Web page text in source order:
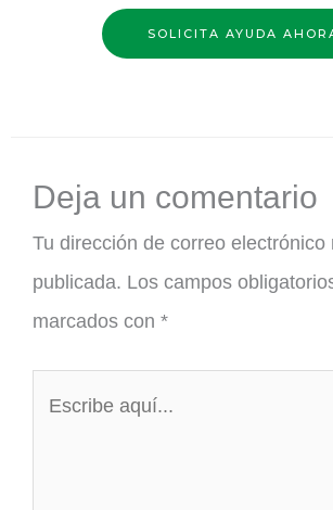
SOLICITA AYUDA
Deja un comentario
Tu dirección de correo electrónico
publicada. Los campos
marcados con *